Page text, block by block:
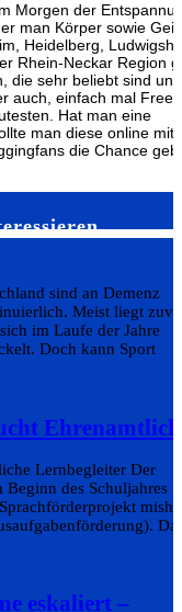
Morgen der
man Körper sowie
Heidelberg,
Rhein-Neckar Region
die sehr beliebt sind und
auch, einfach mal
Hat man eine
man diese online mit
die Chance
sind an Demenz
Meist liegt
im Laufe der Jahre
Doch kann Sport
Lernbegleiter Der
des Schuljahres
misha
eskaliert –